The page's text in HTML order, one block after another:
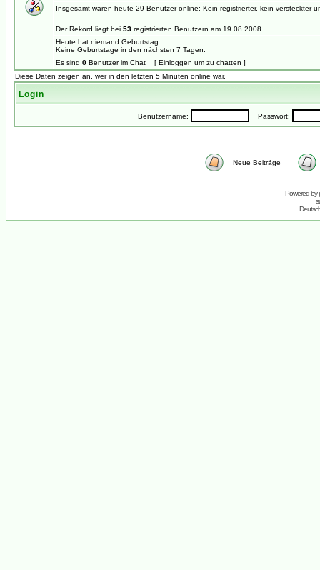
Insgesamt waren heute 29 Benutzer online: Kein registrierter, kein versteckter
Der Rekord liegt bei 53 registrierten Benutzern am 19.08.2008.
Heute hat niemand Geburtstag.
Keine Geburtstage in den nächsten 7 Tagen.
Es sind 0 Benutzer im Chat [ Einloggen um zu chatten ]
Diese Daten zeigen an, wer in den letzten 5 Minuten online war.
Login
Benutzername: Passwort:
Neue Beiträge
Powered by